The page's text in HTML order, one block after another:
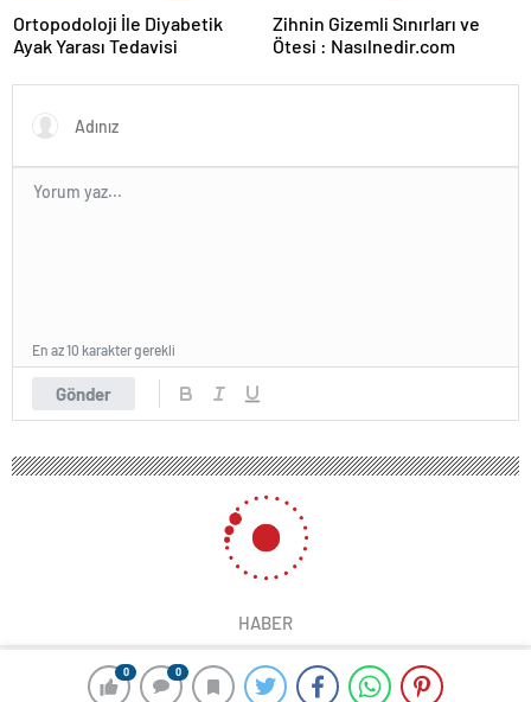
0 0
Ortopodoloji İle Diyabetik
Ayak Yarası Tedavisi
Zihnin Gizemli Sınırları ve
Ötesi : Nasılnedir.com
Gönder
En az 10 karakter gerekli
HABER